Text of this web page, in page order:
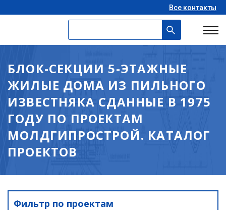
Все контакты
БЛОК-СЕКЦИИ 5-ЭТАЖНЫЕ
ЖИЛЫЕ ДОМА ИЗ ПИЛЬНОГО
ИЗВЕСТНЯКА СДАННЫЕ В 1975
ГОДУ ПО ПРОЕКТАМ
МОЛДГИПРОСТРОЙ. КАТАЛОГ
ПРОЕКТОВ
Фильтр по проектам